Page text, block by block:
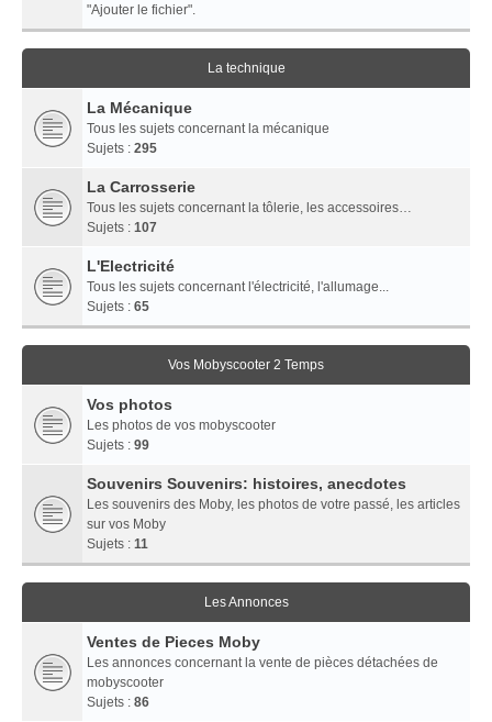
"Ajouter le fichier".
La technique
La Mécanique
Tous les sujets concernant la mécanique
Sujets : 295
La Carrosserie
Tous les sujets concernant la tôlerie, les accessoires…
Sujets : 107
L'Electricité
Tous les sujets concernant l'électricité, l'allumage...
Sujets : 65
Vos Mobyscooter 2 Temps
Vos photos
Les photos de vos mobyscooter
Sujets : 99
Souvenirs Souvenirs: histoires, anecdotes
Les souvenirs des Moby, les photos de votre passé, les articles
sur vos Moby
Sujets : 11
Les Annonces
Ventes de Pieces Moby
Les annonces concernant la vente de pièces détachées de
mobyscooter
Sujets : 86